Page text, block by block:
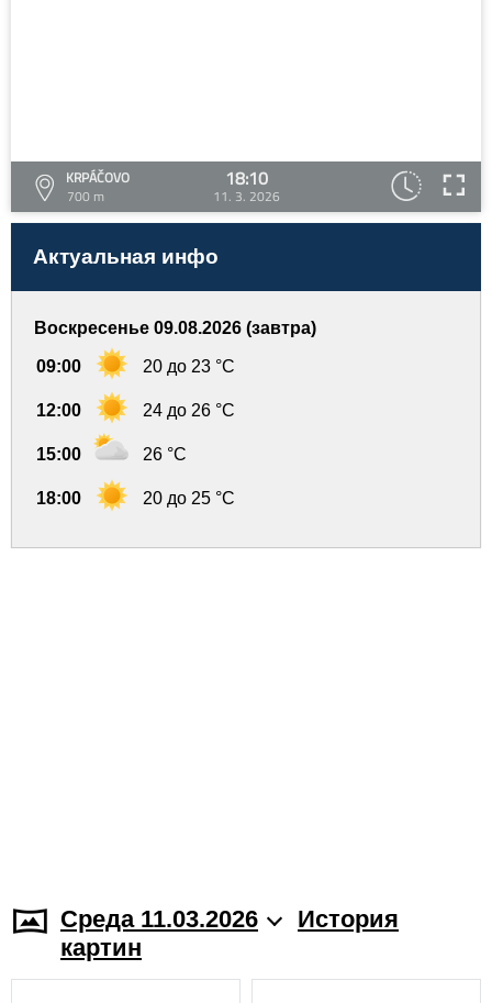
KRPÁČOVO
700 m
18:10
11. 3. 2026
Актуальная инфо
Воскресенье 09.08.2026 (завтра)
09:00 20 до 23 °C
12:00 24 до 26 °C
15:00 26 °C
18:00 20 до 25 °C
Среда 11.03.2026
История
картин